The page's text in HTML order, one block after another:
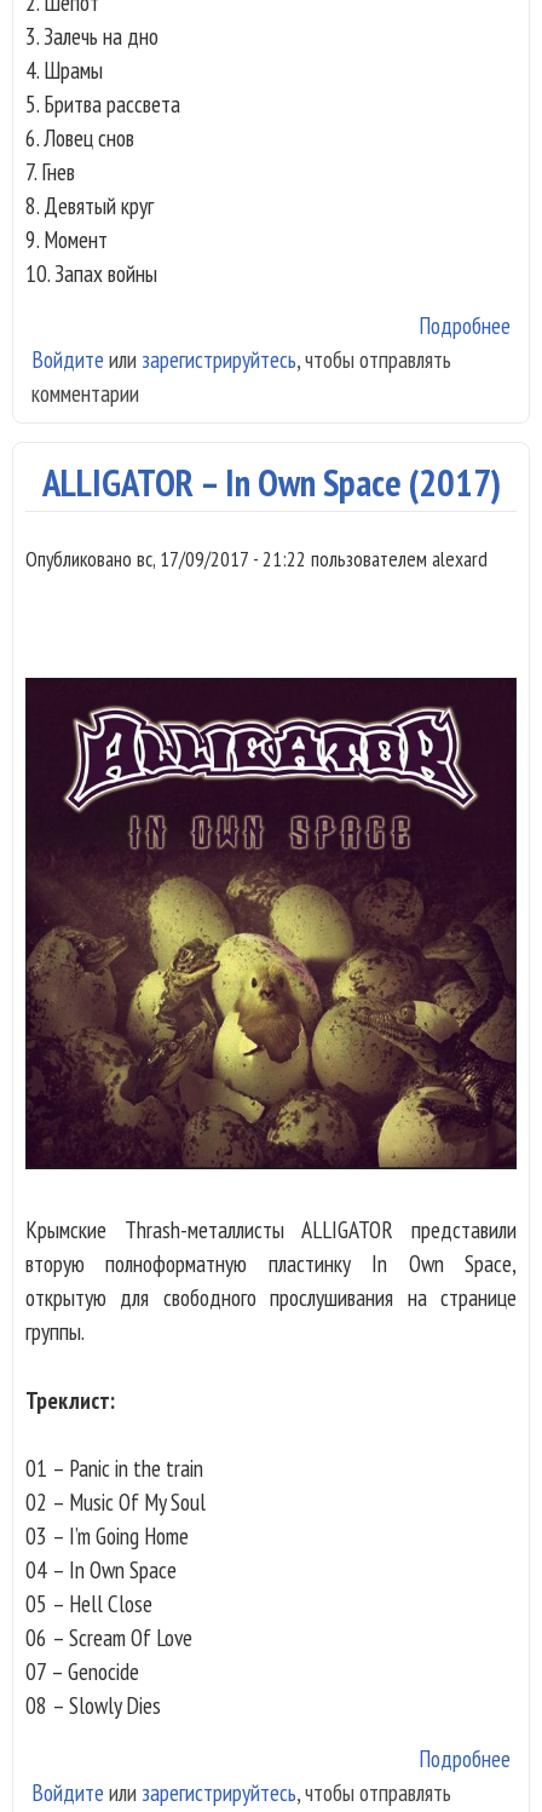
3. Залечь на дно
4. Шрамы
5. Бритва рассвета
6. Ловец снов
7. Гнев
8. Девятый круг
9. Момент
10. Запах войны
Подробнее
Войдите или зарегистрируйтесь, чтобы отправлять
комментарии
ALLIGATOR – In Own Space (2017)
Опубликовано вс, 17/09/2017 - 21:22 пользователем alexard
Крымские Thrash-металлисты ALLIGATOR представили
вторую полноформатную пластинку In Own Space,
открытую для свободного прослушивания на странице
группы.
Треклист:
01 – Panic in the train
02 – Music Of My Soul
03 – I’m Going Home
04 – In Own Space
05 – Hell Close
06 – Scream Of Love
07 – Genocide
08 – Slowly Dies
Подробнее
Войдите или зарегистрируйтесь, чтобы отправлять